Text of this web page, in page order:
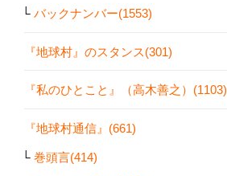
バックナンバー(1553)
『地球村』のスタンス(301)
『私のひとこと』（高木善之）(1103)
『地球村通信』(661)
巻頭言(414)